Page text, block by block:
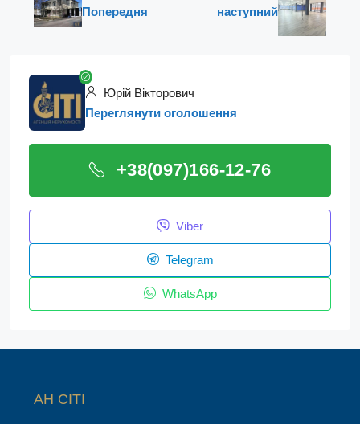
Попередня наступний
Юрій Вікторович
Переглянути оголошення
+38(097)166-12-76
Viber
Telegram
WhatsApp
АН СІТІ